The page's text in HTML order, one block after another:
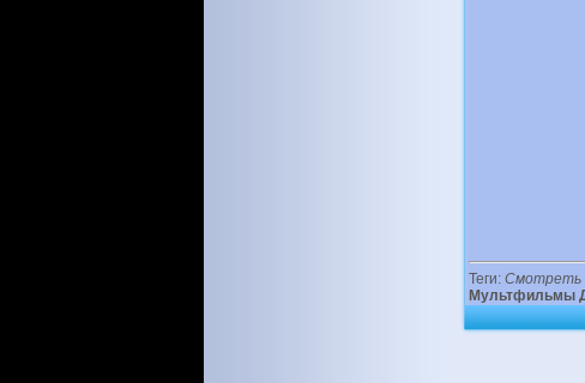
Теги: Смотреть
Мультфильмы